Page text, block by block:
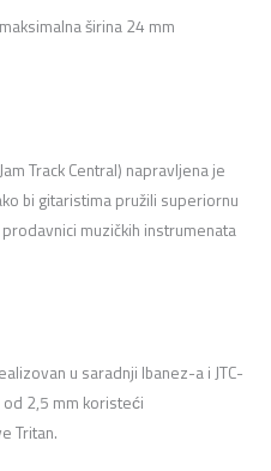
širina 24 mm
Track Central) napravljena je
bi gitaristima pružili superiornu
prodavnici muzičkih instrumenata
u saradnji Ibanez-a i JTC-
2,5 mm koristeći
Tritan.